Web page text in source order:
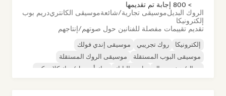
> 800 إجابة تم تقديمها
الروك البديلموسيقى تجارية/شائعةموسيقى الكانتريدريم بوب
إلكترونيكا
تقديم تقييمات مفصلة للفنانين حول صوتهم/إنتاجهم
إلكترونيكا روك تجريبي
موسيقى إندي فولك
موسيقى البوب المستقلة
موسيقى الروك المستقلة
ميتال/هيفي ميتال
ما بعد البانك روك أند رول/روك كلاسيكي